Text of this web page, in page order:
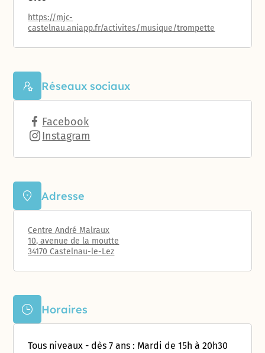
https://mjc-
castelnau.aniapp.fr/activites/musique/trompette
Réseaux sociaux
Facebook
Instagram
Adresse
Centre André Malraux
10, avenue de la moutte
34170 Castelnau-le-Lez
Horaires
Tous niveaux - dès 7 ans : Mardi de 15h à 20h30